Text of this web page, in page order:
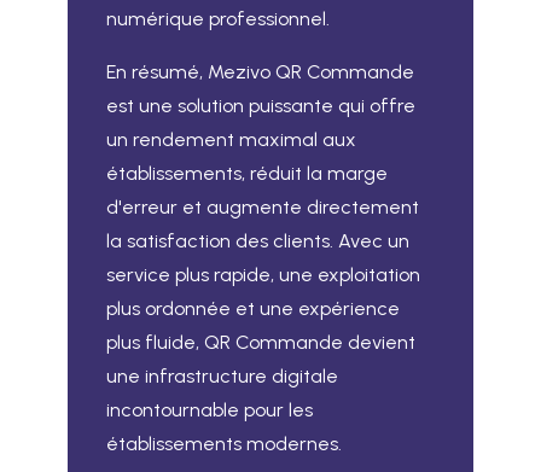
numérique professionnel.
En résumé, Mezivo QR Commande
est une solution puissante qui offre
un rendement maximal aux
établissements, réduit la marge
d'erreur et augmente directement
la satisfaction des clients. Avec un
service plus rapide, une exploitation
plus ordonnée et une expérience
plus fluide, QR Commande devient
une infrastructure digitale
incontournable pour les
établissements modernes.